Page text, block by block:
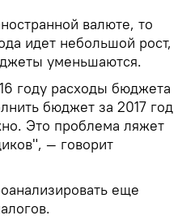
валюте, то
идет небольшой рост,
уменьшаются.
году расходы бюджета
бюджет за 2017 год
Это проблема ляжет
— говорит
еще